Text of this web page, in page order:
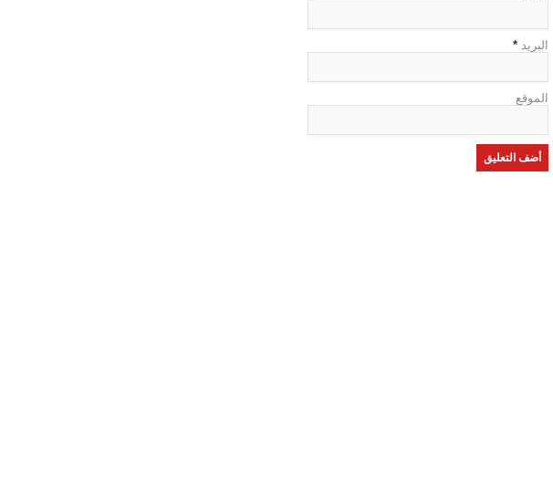
البريد *
الموقع